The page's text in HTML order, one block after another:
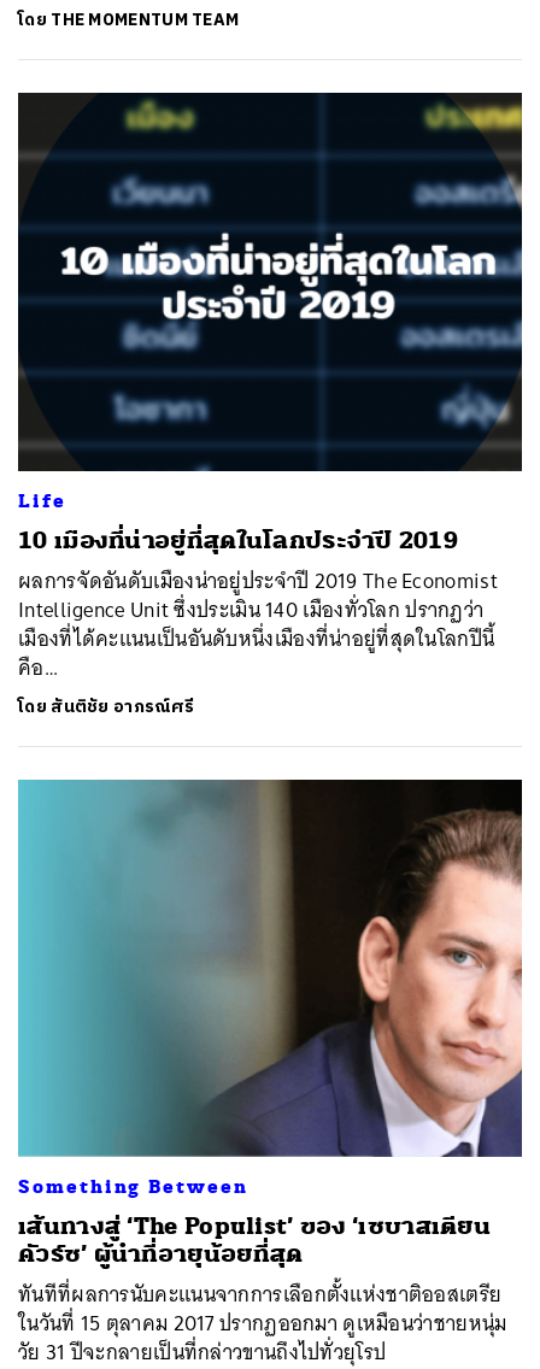
โดย THE MOMENTUM TEAM
Life
10 เมืองที่น่าอยู่ที่สุดในโลกประจำปี 2019
ผลการจัดอันดับเมืองน่าอยู่ประจำปี 2019 The Economist
Intelligence Unit ซึ่งประเมิน 140 เมืองทั่วโลก ปรากฏว่า
เมืองที่ได้คะแนนเป็นอันดับหนึ่งเมืองที่น่าอยู่ที่สุดในโลกปีนี้
คือ…
โดย สันติชัย อาภรณ์ศรี
Something Between
เส้นทางสู่ ‘The Populist’ ของ ‘เซบาสเตียน
คัวร์ซ’ ผู้นำที่อายุน้อยที่สุด
ทันทีที่ผลการนับคะแนนจากการเลือกตั้งแห่งชาติออสเตรีย
ในวันที่ 15 ตุลาคม 2017 ปรากฏออกมา ดูเหมือนว่าชายหนุ่ม
วัย 31 ปีจะกลายเป็นที่กล่าวขานถึงไปทั่วยุโรป